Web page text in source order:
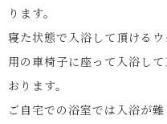
ります。
寝た状態で入浴して頂ける
用の車椅子に座って入浴し
おります。
ご自宅での浴室では入浴が